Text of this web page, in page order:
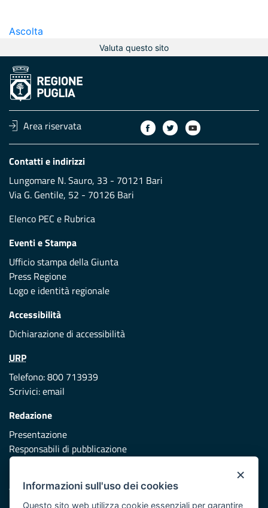
Ascolta
Valuta questo sito
Area riservata
Contatti e indirizzi
Lungomare N. Sauro, 33 - 70121 Bari
Via G. Gentile, 52 - 70126 Bari
Elenco PEC e Rubrica
Eventi e Stampa
Ufficio stampa della Giunta
Press Regione
Logo e identità regionale
Accessibilità
Dichiarazione di accessibilità
URP
Telefono: 800 713939
Scrivici:email
Redazione
Presentazione
Responsabili di pubblicazione
Vai al sito di Protezione Civile Puglia
×
Informazioni sull'uso dei cookies
Questo sito web utilizza cookie essenziali per garantire